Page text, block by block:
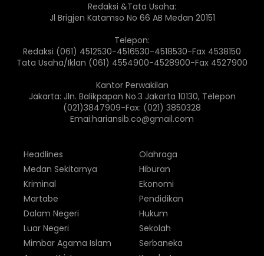
Redaksi &Tata Usaha:
Jl Brigjen Katamso No 66 AB Medan 20151
Telepon:
Redaksi (061) 4512530-4516530-4518530-Fax 4538150
Tata Usaha/Iklan (061) 4554900-4528900-Fax 4527900
Kantor Perwakilan
Jakarta: Jln. Balikpapan No.3 Jakarta 10130, Telepon
(021)3847909-Fax: (021) 3850328
Emai:hariansib.co@gmail.com
Headlines
Medan Sekitarnya
Kriminal
Martabe
Dalam Negeri
Luar Negeri
Olahraga
Hiburan
Ekonomi
Pendidikan
Hukum
Sekolah
Mimbar Agama Islam
Serbaneka